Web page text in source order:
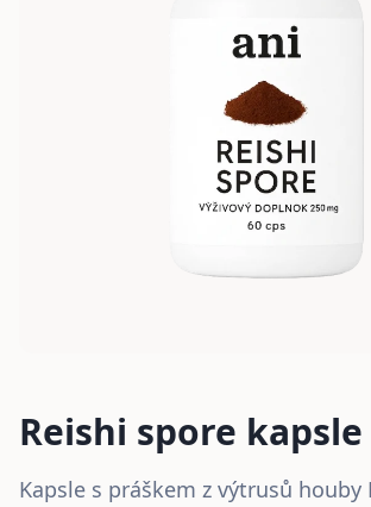
Reishi spore kapsle
Kapsle s práškem z výtrusů houby